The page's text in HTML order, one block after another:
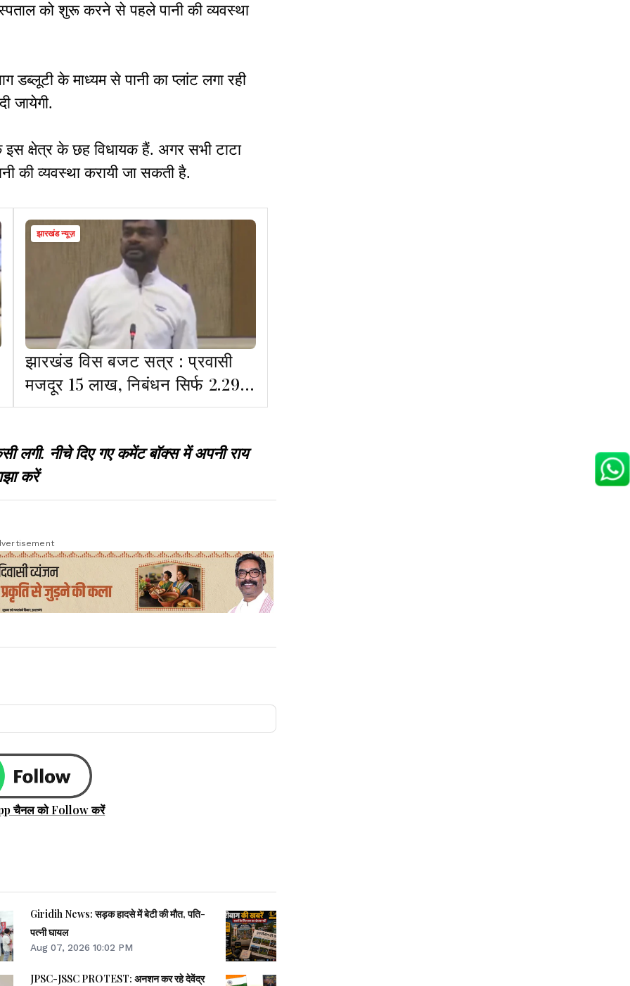
को शुरू करने से पहले पानी की व्यवस्था
डब्लूटी के माध्यम से पानी का प्लांट लगा रही
जायेगी.
क्षेत्र के छह विधायक हैं. अगर सभी टाटा
की व्यवस्था करायी जा सकती है.
झारखंड न्यूज़
झारखंड विस बजट सत्र : प्रवासी
मजदूर 15 लाख, निबंधन सिर्फ 2.29
लाख? मौत पर मुआवजा बढ़ाने का
नीचे दिए गए कमेंट बॉक्स में अपनी राय
करें
चैनल को Follow करें
Giridih News: सड़क हादसे में बेटी की मौत, पति-
पत्नी घायल
Aug 07, 2026 10:02 PM
JPSC-JSSC PROTEST: अनशन कर रहे देवेंद्र